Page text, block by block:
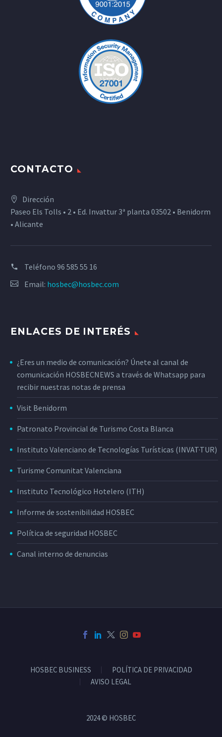
CONTACTO
Dirección
Paseo Els Tolls • 2 • Ed. Invattur 3ª planta 03502 • Benidorm
• Alicante
Teléfono 96 585 55 16
Email: hosbec@hosbec.com
ENLACES DE INTERÉS
¿Eres un medio de comunicación? Únete al canal de
comunicación HOSBECNEWS a través de Whatsapp para
recibir nuestras notas de prensa
Visit Benidorm
Patronato Provincial de Turismo Costa Blanca
Instituto Valenciano de Tecnologías Turísticas (INVAT·TUR)
Turisme Comunitat Valenciana
Instituto Tecnológico Hotelero (ITH)
Informe de sostenibilidad HOSBEC
Política de seguridad HOSBEC
Canal interno de denuncias
HOSBEC BUSINESS
POLÍTICA DE PRIVACIDAD
AVISO LEGAL
2024 © HOSBEC